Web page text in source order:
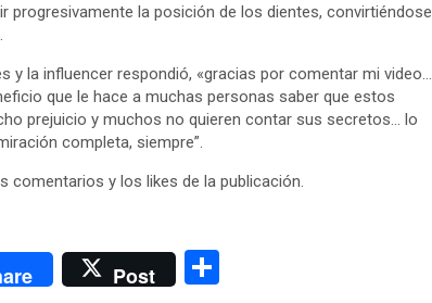
la posición de los dientes, convirtiéndose
la influencer respondió, «gracias por comentar mi video…
que le hace a muchas personas saber que estos
prejuicio y muchos no quieren contar sus secretos… lo
completa, siempre”.
comentarios y los likes de la publicación.
Post